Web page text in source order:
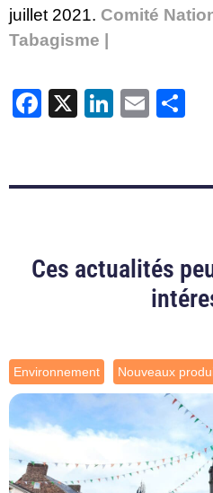
juillet 2021. Comité
Tabagisme |
Facebook
X LinkedIn
Email
Ces actualités
Environnement Nouveaux